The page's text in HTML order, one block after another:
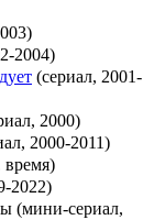
2004)
(сериал, 2001-
2000)
2000-2011)
время)
2022)
(мини-сериал,